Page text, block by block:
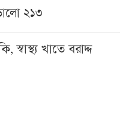
২১৩
খাতে বরাদ্দ